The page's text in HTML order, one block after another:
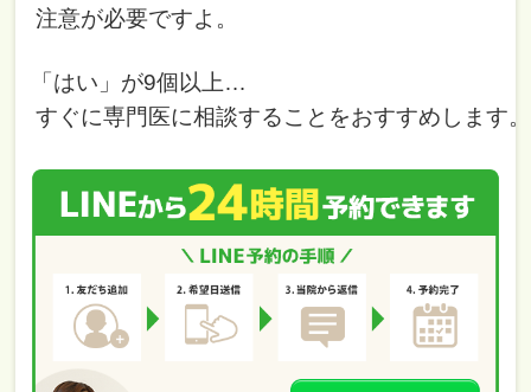
注意が必要ですよ。
「はい」が9個以上…
すぐに専門医に相談することをおすすめします。